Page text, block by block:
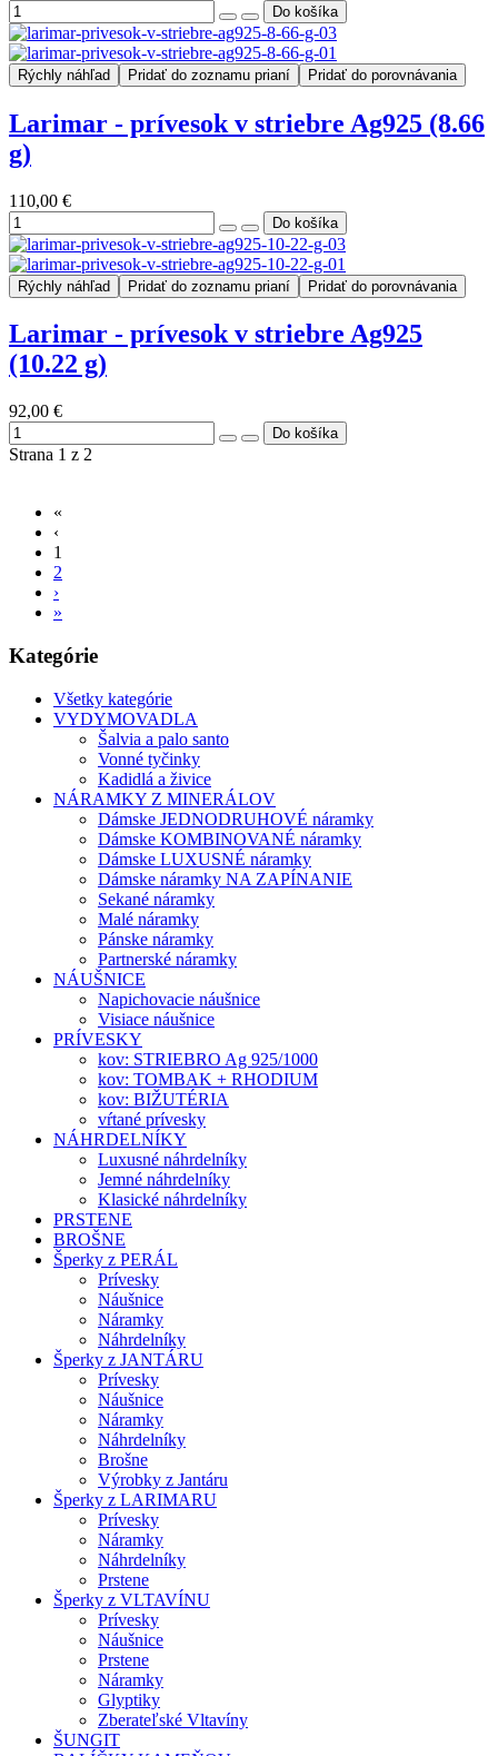
Rýchly náhľad Pridať do zoznamu prianí Pridať do porovnávania
Larimar - prívesok v striebre Ag925 (8.66
g)
110,00 €
Rýchly náhľad Pridať do zoznamu prianí Pridať do porovnávania
Larimar - prívesok v striebre Ag925
(10.22 g)
92,00 €
Strana 1 z 2
«
‹
1
2
›
»
Kategórie
Všetky kategórie
VYDYMOVADLA
Šalvia a palo santo
Vonné tyčinky
Kadidlá a živice
NÁRAMKY Z MINERÁLOV
Dámske JEDNODRUHOVÉ náramky
Dámske KOMBINOVANÉ náramky
Dámske LUXUSNÉ náramky
Dámske náramky NA ZAPÍNANIE
Sekané náramky
Malé náramky
Pánske náramky
Partnerské náramky
NÁUŠNICE
Napichovacie náušnice
Visiace náušnice
PRÍVESKY
kov: STRIEBRO Ag 925/1000
kov: TOMBAK + RHODIUM
kov: BIŽUTÉRIA
vŕtané prívesky
NÁHRDELNÍKY
Luxusné náhrdelníky
Jemné náhrdelníky
Klasické náhrdelníky
PRSTENE
BROŠNE
Šperky z PERÁL
Prívesky
Náušnice
Náramky
Náhrdelníky
Šperky z JANTÁRU
Prívesky
Náušnice
Náramky
Náhrdelníky
Brošne
Výrobky z Jantáru
Šperky z LARIMARU
Prívesky
Náramky
Náhrdelníky
Prstene
Šperky z VLTAVÍNU
Prívesky
Náušnice
Prstene
Náramky
Glyptiky
Zberateľské Vltavíny
ŠUNGIT